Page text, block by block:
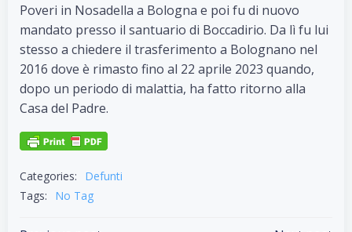
Poveri in Nosadella a Bologna e poi fu di nuovo
mandato presso il santuario di Boccadirio. Da lì fu lui
stesso a chiedere il trasferimento a Bolognano nel
2016 dove è rimasto fino al 22 aprile 2023 quando,
dopo un periodo di malattia, ha fatto ritorno alla
Casa del Padre.
Categories:
Defunti
Tags:
No Tag